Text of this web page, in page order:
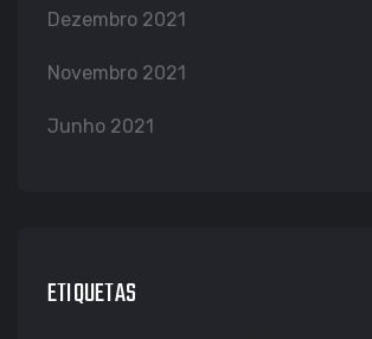
Dezembro 2021
Novembro 2021
Junho 2021
ETIQUETAS